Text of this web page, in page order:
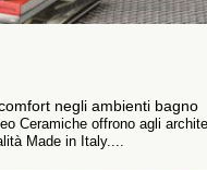
negli ambienti bagno
Ceramiche offrono agli
Made in Italy....